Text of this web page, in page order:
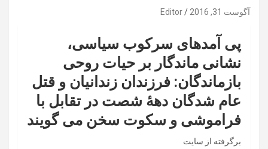
آگوست 31, 2016 Editor
پی آمدهای سرکوب سیاسی،
نشانی ماندگار بر حیات روحی
بازماندگان: فرزندان زندانیان و قتل
عام شدگان دهۀ شصت در تقابل با
فراموشی و سکوت سخن می گویند
برگرفته از سایت